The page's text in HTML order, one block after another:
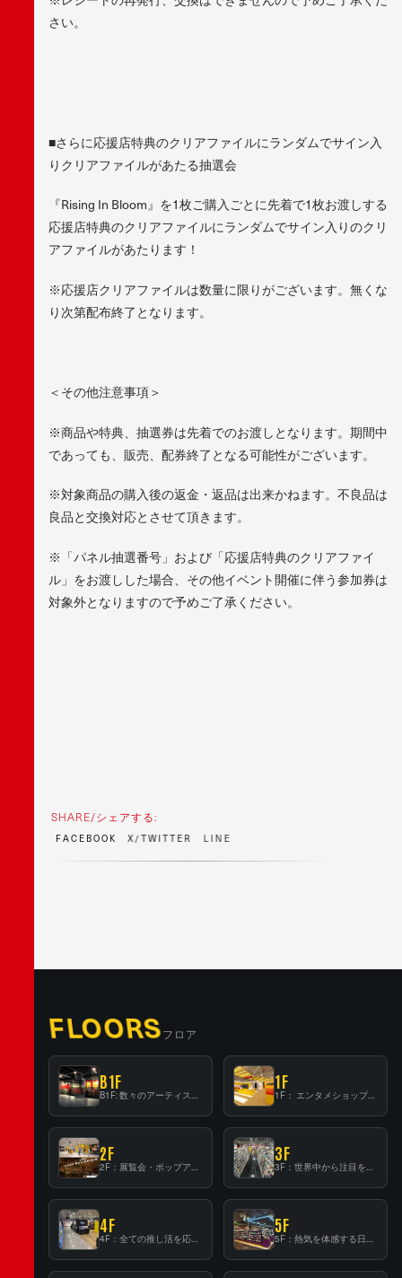
さい。
■さらに応援店特典のクリアファイルにランダムでサイン入
りクリアファイルがあたる抽選会
『Rising In Bloom』を1枚ご購入ごとに先着で1枚お渡しする
応援店特典のクリアファイルにランダムでサイン入りのクリ
アファイルがあたります！
※応援店クリアファイルは数量に限りがございます。無くな
り次第配布終了となります。
＜その他注意事項＞
※商品や特典、抽選券は先着でのお渡しとなります。期間中
であっても、販売、配券終了となる可能性がございます。
※対象商品の購入後の返金・返品は出来かねます。不良品は
良品と交換対応とさせて頂きます。
※「パネル抽選番号」および「応援店特典のクリアファイ
ル」をお渡しした場合、その他イベント開催に伴う参加券は
対象外となりますので予めご了承ください。
SHARE/シェアする:
FACEBOOK X/TWITTER INE
FLOORSフロア
B1F 1F
1F： エンタメショップならではのイマーシブ空間
2F 3F
4F 5F